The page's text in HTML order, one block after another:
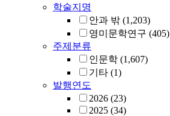
학술지명
안과 밖 (1,203)
영미문학연구 (405)
주제분류
인문학 (1,607)
기타 (1)
발행연도
2026 (23)
2025 (34)